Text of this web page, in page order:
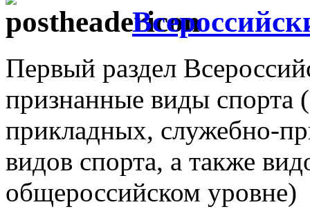
Первый раздел
признанные виды спорта
прикладных, служебно-
видов спорта, а также
общероссийском уровне)